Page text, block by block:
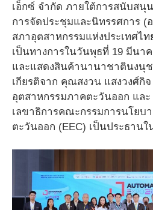
เอ็กซ์ จำกัด ภายใต้การสนับสนุ
การจัดประชุมและนิทรรศการ (
สภาอุตสาหกรรมแห่งประเทศไ
เป็นทางการในวันพุธที่ 19 มีนา
และแสดงสินค้านานาชาตินงนุ
เกียรติจาก คุณสงวน แสงวงศ์กิ
อุตสาหกรรมภาคตะวันออก แล
เลขาธิการคณะกรรมการนโยบ
ตะวันออก (EEC) เป็นประธานใ